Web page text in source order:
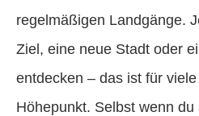
regelmäßigen Landgänge.
Ziel, eine neue Stadt oder
entdecken – das ist für
Höhepunkt. Selbst wenn